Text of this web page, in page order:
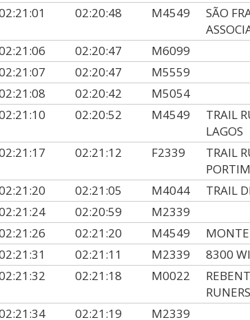
02:20:48 M4549
SÃO
02:20:47 M6099
02:20:47 M5559
02:20:42 M5054
02:20:52 M4549
TRAIL
LAGOS
02:21:12 F2339
TRAIL
02:21:05 M4044 TRAIL
02:20:59 M2339
02:21:20 M4549
02:21:11 M2339 8300
02:21:18 M0022
RUNERS
02:21:19 M2339